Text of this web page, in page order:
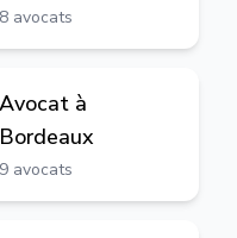
8 avocats
Avocat à
Bordeaux
9 avocats